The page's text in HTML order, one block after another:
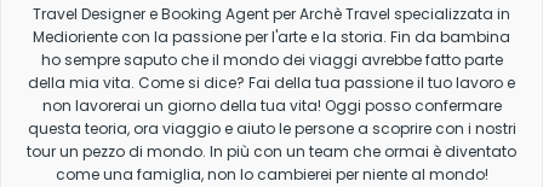
Travel Designer e Booking Agent per Archè Travel specializzata in
Medioriente con la passione per l'arte e la storia. Fin da bambina
ho sempre saputo che il mondo dei viaggi avrebbe fatto parte
della mia vita. Come si dice? Fai della tua passione il tuo lavoro e
non lavorerai un giorno della tua vita! Oggi posso confermare
questa teoria, ora viaggio e aiuto le persone a scoprire con i nostri
tour un pezzo di mondo. In più con un team che ormai è diventato
come una famiglia, non lo cambierei per niente al mondo!